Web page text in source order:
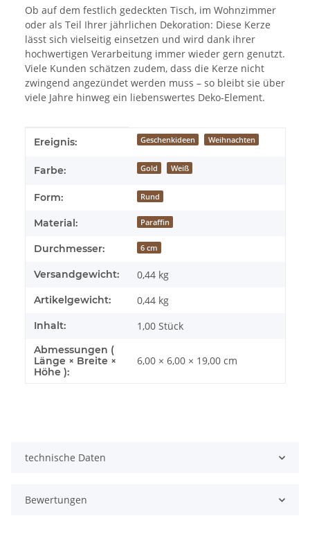
Ob auf dem festlich gedeckten Tisch, im Wohnzimmer
oder als Teil Ihrer jährlichen Dekoration: Diese Kerze
lässt sich vielseitig einsetzen und wird dank ihrer
hochwertigen Verarbeitung immer wieder gern genutzt.
Viele Kunden schätzen zudem, dass die Kerze nicht
zwingend angezündet werden muss – so bleibt sie über
viele Jahre hinweg ein liebenswertes Deko-Element.
Produkteigenschaft
Wert
Ereignis: Geschenkideen Weihnachten
Farbe: Gold Weiß
Form: Rund
Material: Paraffin
Durchmesser: 6 cm
Versandgewicht: 0,44 kg
Artikelgewicht: 0,44 kg
Inhalt: 1,00 Stück
Abmessungen (
Länge × Breite ×
Höhe ):
6,00 × 6,00 × 19,00 cm
technische Daten
Bewertungen